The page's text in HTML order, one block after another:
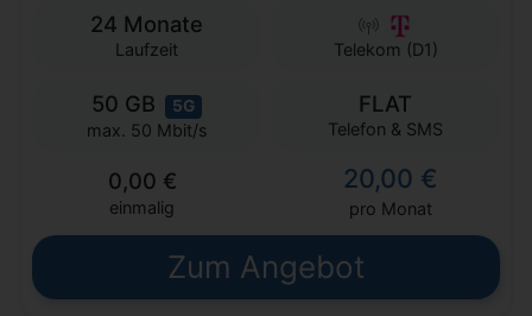
24 Monate
Laufzeit Telekom (D1)
50 GB 5G
max. 50 Mbit/s
FLAT
Telefon & SMS
0,00 €
einmalig
20,00 €
pro Monat
Zum Angebot